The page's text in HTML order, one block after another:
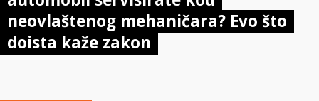
neovlaštenog mehaničara? Evo što
doista kaže zakon